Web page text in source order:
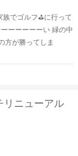
でゴルフ⛳に行って
ーーーーーい 緑の中
方が勝ってしま
リニューアル